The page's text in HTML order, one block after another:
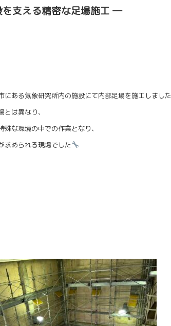
支える精密な足場施工 ―
にある気象研究所内の施設にて内部足場を施工しました
は異なり、
殊な環境の中での作業となり、
求められる現場でした